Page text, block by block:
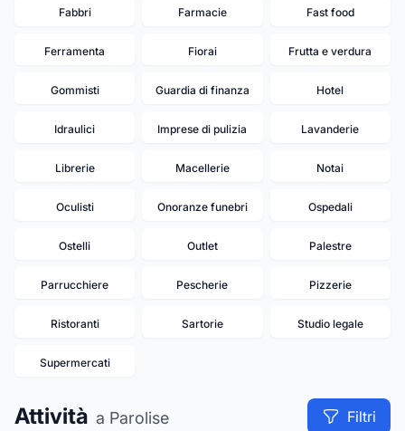
Fabbri Farmacie Fast food
Ferramenta Fiorai Frutta e verdura
Gommisti Guardia di finanza Hotel
Idraulici Imprese di pulizia Lavanderie
Librerie Macellerie Notai
Oculisti Onoranze funebri Ospedali
Ostelli Outlet Palestre
Parrucchiere Pescherie Pizzerie
Ristoranti Sartorie Studio legale
Supermercati
Attività a Parolise Filtri